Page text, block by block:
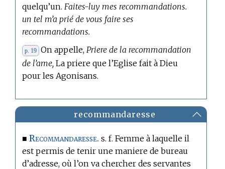
quelqu’un.Faites-luy mes recommandations.
un tel m’a prié de vous faire ses
recommandations.
p. 19 On appelle, Priere de la recommandation
de l’ame, La priere que l’Eglise fait à Dieu
pour les Agonisans.
recommandaresse
■Recommandaresse. s. f. Femme à laquelle il
est permis de tenir une maniere de bureau
d’adresse, où l’on va chercher des servantes